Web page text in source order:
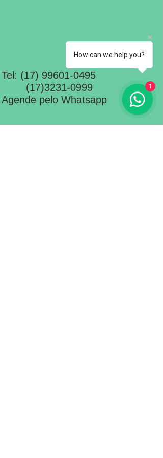
Tel: (17) 99601-0495
(17)3231-0999
Agende pelo Whatsapp
How can we help you?
1